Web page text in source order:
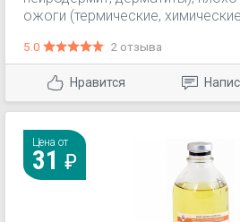
ожоги (термические,
числе после лучевой терапии),
пролежни, трещины кожи
молочных желез. Может
профилактической целью для
невысокой
радиоэпителиита и поздних
(окклюзий) влагалища – в
новообразований гениталий.
фотозащитное средство при
5.0 2 отзыва
Нравится
Цена от
31